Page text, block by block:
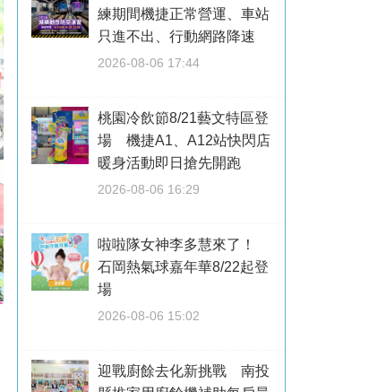
練期間機捷正常營運、車站
只進不出、行動網路降速
2026-08-06 17:44
桃園冷飲節8/21藝文特區登
場 機捷A1、A12站快閃店
暖身活動即日搶先開跑
2026-08-06 16:29
啦啦隊女神李多慧來了！
石岡熱氣球嘉年華8/22起登
場
2026-08-06 15:02
迎戰廚餘去化新挑戰 南投